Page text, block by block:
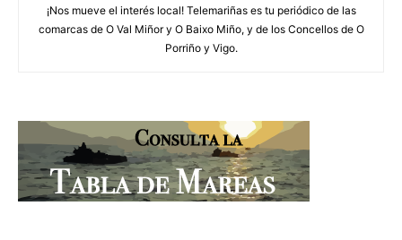
¡Nos mueve el interés local! Telemariñas es tu periódico de las
comarcas de O Val Miñor y O Baixo Miño, y de los Concellos de O
Porriño y Vigo.